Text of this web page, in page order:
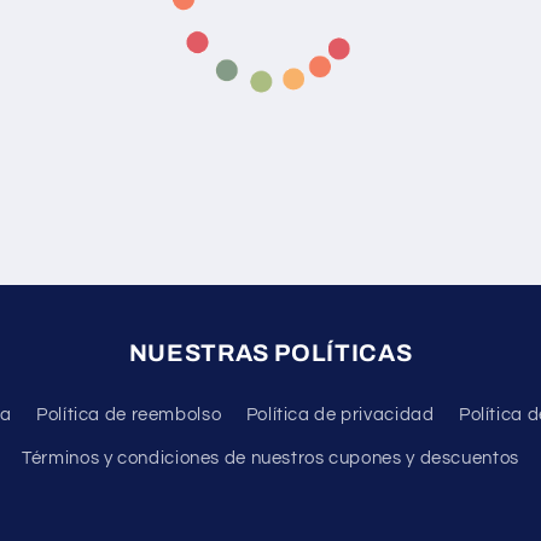
NUESTRAS POLÍTICAS
Política de reembolso Política de privacidad Política
Términos y condiciones de nuestros cupones y descuentos